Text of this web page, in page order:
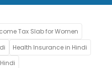
Tax Slab for Women
Health Insurance in Hindi